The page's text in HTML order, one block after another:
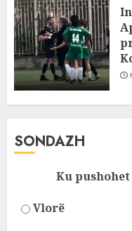
SONDAZH
Ku
Vlorë